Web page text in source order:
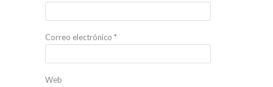
Correo electrónico *
Web